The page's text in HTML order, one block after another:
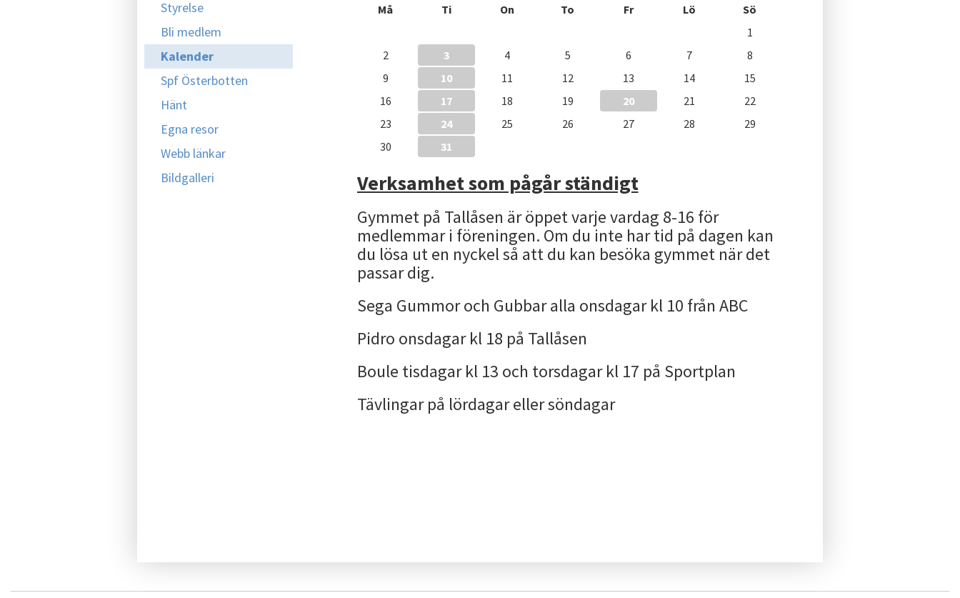
Styrelse
Bli medlem
Kalender
Spf Österbotten
Hänt
Egna resor
Webb länkar
Bildgalleri
Må Ti On To Fr Lö
Sö
1
2
3 4 5 6 7
8
9
10 11 12 13 14
15
16
17 18 19 20 21
22
23
24 25 26 27 28
29
30
31
Verksamhet som pågår ständigt
Gymmet på Tallåsen är öppet varje vardag 8-16 för
medlemmar i föreningen. Om du inte har tid på dagen kan
du lösa ut en nyckel så att du kan besöka gymmet när det
passar dig.
Sega Gummor och Gubbar alla onsdagar kl 10 från ABC
Pidro onsdagar kl 18 på Tallåsen
Boule tisdagar kl 13 och torsdagar kl 17 på Sportplan
Tävlingar på lördagar eller söndagar